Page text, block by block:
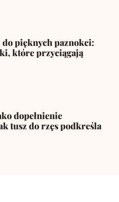
pięknych paznokci:
które przyciągają
dopełnienie
tusz do rzęs podkreśla